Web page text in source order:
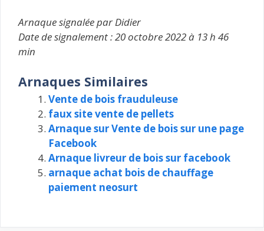
Arnaque signalée par Didier
Date de signalement : 20 octobre 2022 à 13 h 46
min
Arnaques Similaires
Vente de bois frauduleuse
faux site vente de pellets
Arnaque sur Vente de bois sur une page
Facebook
Arnaque livreur de bois sur facebook
arnaque achat bois de chauffage
paiement neosurt